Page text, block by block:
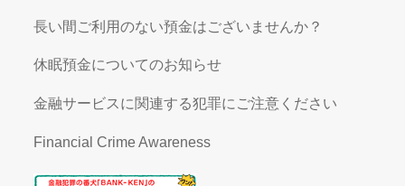
長い間ご利用のない預金はございませんか？
休眠預金についてのお知らせ
金融サービスに関連する犯罪にご注意ください
Financial Crime Awareness